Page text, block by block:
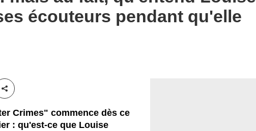
écouteurs pendant qu'elle
Partager cet article
Crimes" commence dès ce
: qu'est-ce que Louise